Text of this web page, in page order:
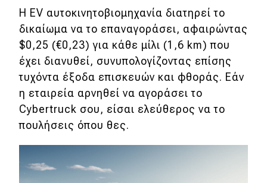
Η EV αυτοκινητοβιομηχανία διατηρεί το
δικαίωμα να το επαναγοράσει, αφαιρώντας
$0,25 (€0,23) για κάθε μίλι (1,6 km) που
έχει διανυθεί, συνυπολογίζοντας επίσης
τυχόντα έξοδα επισκευών και φθοράς. Εάν
η εταιρεία αρνηθεί να αγοράσει το
Cybertruck σου, είσαι ελεύθερος να το
πουλήσεις όπου θες.